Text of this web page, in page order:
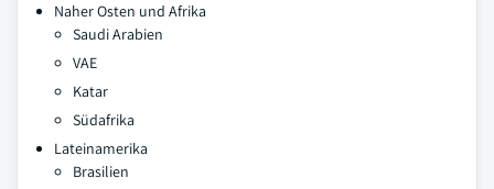
Naher Osten und Afrika
Saudi Arabien
VAE
Katar
Südafrika
Lateinamerika
Brasilien